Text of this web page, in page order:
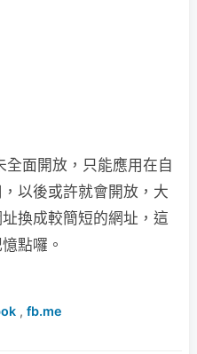
面開放，只能應用在自
以後或許就會開放，大
換成較簡短的網址，這
點囉。
, fb.me